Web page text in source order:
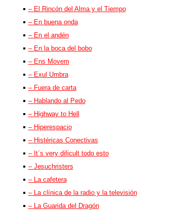
– El Rincón del Alma y el Tiempo
– En buena onda
– En el andén
– En la boca del bobo
– Ens Movem
– Exul Umbra
– Fuera de carta
– Hablando al Pedo
– Highway to Hell
– Hiperespacio
– Histéricas Conectivas
– It´s very dificult todo esto
– Jesuchristers
– La cafetera
– La clínica de la radio y la televisión
– La Guarida del Dragón